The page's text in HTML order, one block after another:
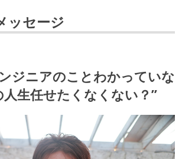
かけるための社内勉強会が定期開催さ
主的に参加している
裁量
ッセージ
ジニアのことわかっていな
生任せたくなくない？”